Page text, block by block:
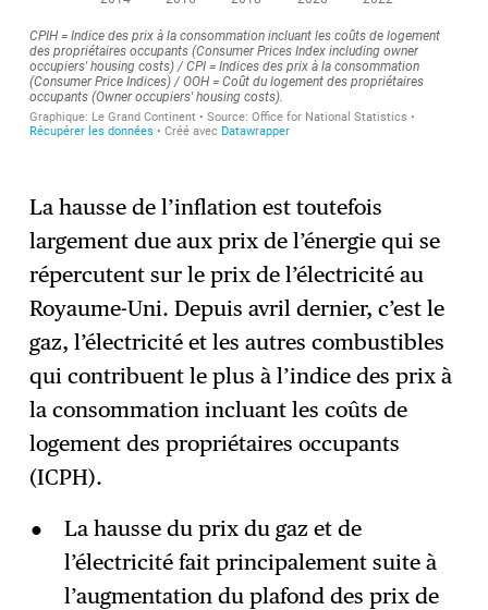
La hausse de l’inflation est toutefois
largement due aux prix de l’énergie qui se
répercutent sur le prix de l’électricité au
Royaume-Uni. Depuis avril dernier, c’est le
gaz, l’électricité et les autres combustibles
qui contribuent le plus à l’indice des prix à
la consommation incluant les coûts de
logement des propriétaires occupants
(ICPH).
La hausse du prix du gaz et de
l’électricité fait principalement suite à
l’augmentation du plafond des prix de